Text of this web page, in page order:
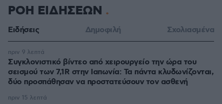
ΡΟΗ ΕΙΔΗΣΕΩΝ
Ειδήσεις Δημοφιλή Σχολιασμένα
Συγκλονιστικό βίντεο από χειρουργείο την ώρα του
σεισμού των 7,1R στην Ιαπωνία: Τα πάντα κλυδωνίζονται,
δύο προσπάθησαν να προστατεύσουν τον ασθενή
πριν 9 λεπτά
πριν 15 λεπτά